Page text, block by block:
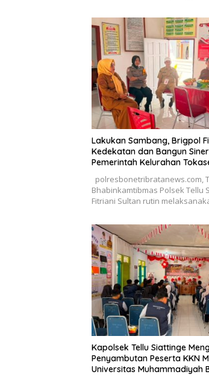
Lakukan Sambang, Brigpol
Kedekatan dan Bangun
Pemerintah Kelurahan
polresbonetribratanews.com,
Bhabinkamtibmas Polsek Tellu
Fitriani Sultan rutin
Kapolsek Tellu Siattinge
Penyambutan Peserta KKN
Universitas Muhammadiyah